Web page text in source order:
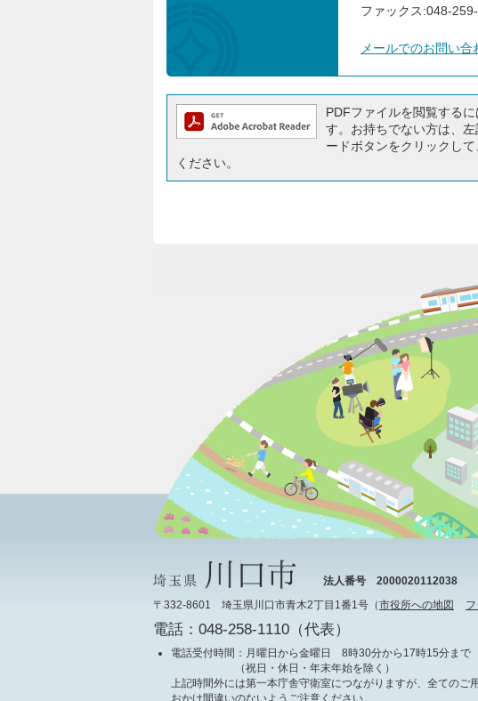
ファックス:048-
メールでのお問い合
PDFファイルを閲覧する
す。お持ちでない方は、
ードボタンをクリックし
ください。
法人番号 2000020112038
〒332-8601 埼玉県川口市青木2丁目1番1号（市役所への地図
電話：048-258-1110（代表）
電話受付時間 ：月曜日から金曜日 8時30分から17時15分まで
（祝日・休日・年末年始を除く）
上記時間外には第一本庁舎守衛室につながりますが、全てのご
おかけ間違いのないようご注意ください。